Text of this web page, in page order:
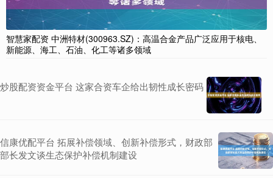
智慧家配资 中洲特材(300963.SZ)：高温合金产品广泛应用于核电、
新能源、海工、石油、化工等诸多领域
炒股配资资金平台 这家合资车企给出韧性成长密码
信康优配平台 拓展补偿领域、创新补偿形式，财政部
部长发文谈生态保护补偿机制建设